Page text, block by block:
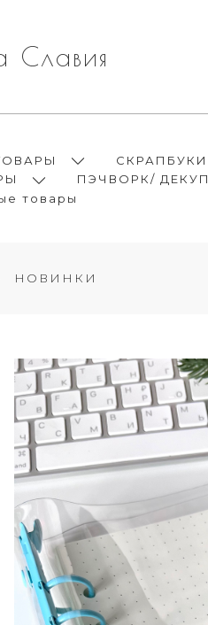
Славия
ПЭЧВОРК/
товары
НОВИНКИ